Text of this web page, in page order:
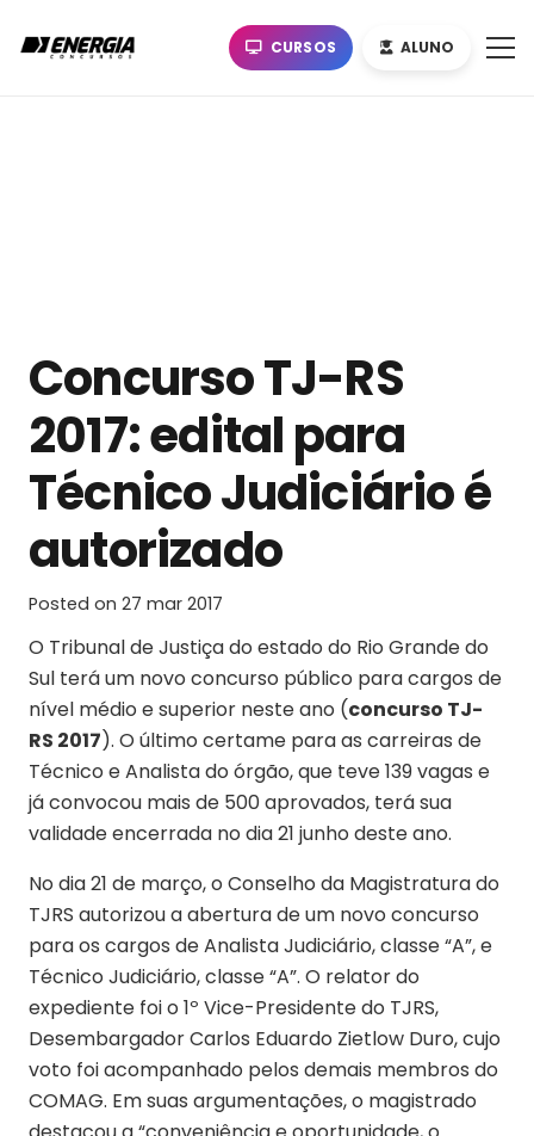
CURSOS ALUNO
Concurso TJ-RS
2017: edital para
Técnico Judiciário é
autorizado
Posted on 27 mar 2017
O Tribunal de Justiça do estado do Rio Grande do
Sul terá um novo concurso público para cargos de
nível médio e superior neste ano (concurso TJ-
RS 2017). O último certame para as carreiras de
Técnico e Analista do órgão, que teve 139 vagas e
já convocou mais de 500 aprovados, terá sua
validade encerrada no dia 21 junho deste ano.
No dia 21 de março, o Conselho da Magistratura do
TJRS autorizou a abertura de um novo concurso
para os cargos de Analista Judiciário, classe “A”, e
Técnico Judiciário, classe “A”. O relator do
expediente foi o 1º Vice-Presidente do TJRS,
Desembargador Carlos Eduardo Zietlow Duro, cujo
voto foi acompanhado pelos demais membros do
COMAG. Em suas argumentações, o magistrado